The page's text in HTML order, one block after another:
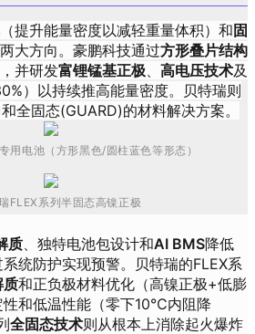
（提升能量密度以减轻重量体积）和固
两大方向。豪鹏科技通过方形叠片结构
并研发富锂锰基正极 高电压技术及
）以持续推高能量密度。贝特瑞则
全固态(GUARD)的材料解决方案。
用电池（方形黑色/圆柱蓝色等形态）
FLEX系列半固态高镍正极
质 、独特电池包设计和AI BMS降低
统防护实现预警。贝特瑞的FLEX系
质和正负极材料优化（高镍正极+低膨
性和低温性能（零下10℃内阻降
全固态技术则从根本上消除起火爆炸